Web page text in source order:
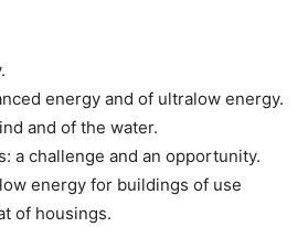
energy and of ultralow energy.
and of the water.
a challenge and an opportunity.
energy for buildings of use
of housings.